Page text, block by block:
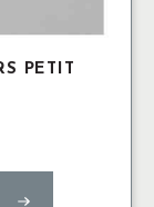
PETIT